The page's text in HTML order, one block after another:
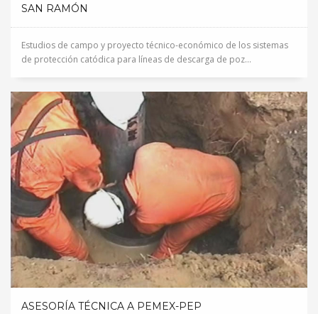
SAN RAMÓN
Estudios de campo y proyecto técnico-económico de los sistemas
de protección catódica para líneas de descarga de poz...
ASESORÍA TÉCNICA A PEMEX-PEP